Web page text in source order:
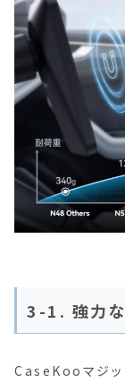
3-1. 強力
CaseKooマジッ